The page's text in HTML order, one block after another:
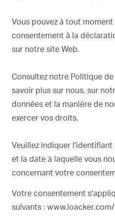
Vous pouvez à tout
consentement à la
sur notre site Web.
Consultez notre Politique
savoir plus sur nous, sur
données et la manière de
exercer vos droits.
Veuillez indiquer
et la date à laquelle vous
concernant votre
Votre consentement
suivants : www.loacker.com/